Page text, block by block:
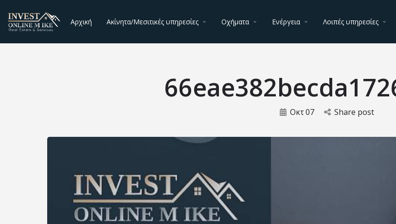
Αρχική Ακίνητα/Μεσιτικές υπηρεσίες Οχήματα Ενέργεια Λοιπές υπηρεσίες
Οκτ07 Share post